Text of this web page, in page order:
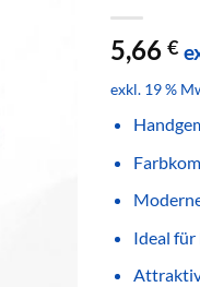
5,66 €
exkl. 19 %
Ideal für